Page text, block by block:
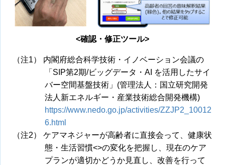
<確認・修正ツール>
（注1） 内閣府総合科学技術・イノベーション会議の
「SIP第2期/ビッグデータ・AI を活用したサイ
バー空間基盤技術」(管理法人：国立研究開発
法人新エネルギー・産業技術総合開発機構)
https://www.nedo.go.jp/activities/ZZJP2_10012
6.html
（注2） ケアマネジャーが高齢者に直接会って、健康状
態・生活習慣<>の変化を把握し、現在のケア
プランが適切かどうか見直し、改善を行って